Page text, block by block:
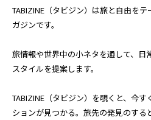
TABIZINE（タビジン）は旅と自由を
ガジンです。
旅情報や世界中の小ネタを通して、日
スタイルを提案します。
TABIZINE（タビジン）を覗くと、今
ションが見つかる。旅先の発見のする